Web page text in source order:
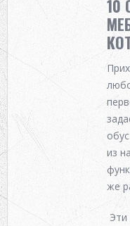
10
из
же
Эти